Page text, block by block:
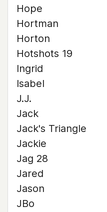
Hope
Hortman
Horton
Hotshots 19
Ingrid
Isabel
J.J.
Jack
Jack's Triangle
Jackie
Jag 28
Jared
Jason
JBo